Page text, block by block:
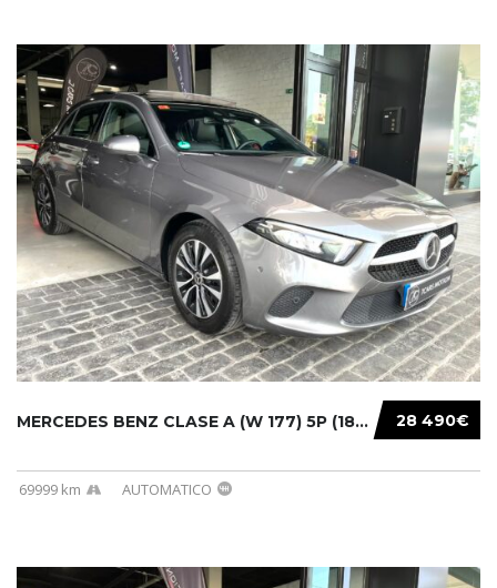
28 490€
MERCEDES BENZ CLASE A (W 177) 5P (18-) 2020....
69999 km AUTOMATICO